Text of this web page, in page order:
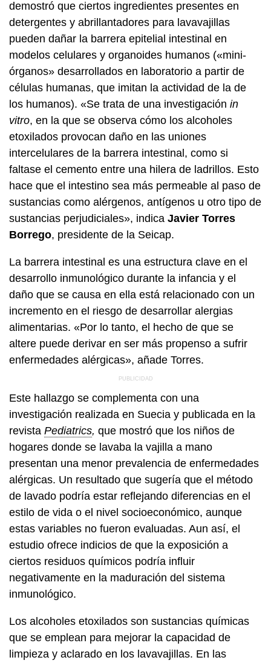
demostró que ciertos ingredientes presentes en
detergentes y abrillantadores para lavavajillas
pueden dañar la barrera epitelial intestinal en
modelos celulares y organoides humanos («mini-
órganos» desarrollados en laboratorio a partir de
células humanas, que imitan la actividad de la de
los humanos). «Se trata de una investigación in
vitro, en la que se observa cómo los alcoholes
etoxilados provocan daño en las uniones
intercelulares de la barrera intestinal, como si
faltase el cemento entre una hilera de ladrillos. Esto
hace que el intestino sea más permeable al paso de
sustancias como alérgenos, antígenos u otro tipo de
sustancias perjudiciales», indica Javier Torres
Borrego, presidente de la Seicap.
La barrera intestinal es una estructura clave en el
desarrollo inmunológico durante la infancia y el
daño que se causa en ella está relacionado con un
incremento en el riesgo de desarrollar alergias
alimentarias. «Por lo tanto, el hecho de que se
altere puede derivar en ser más propenso a sufrir
enfermedades alérgicas», añade Torres.
Este hallazgo se complementa con una
investigación realizada en Suecia y publicada en la
revista Pediatrics, que mostró que los niños de
hogares donde se lavaba la vajilla a mano
presentan una menor prevalencia de enfermedades
alérgicas. Un resultado que sugería que el método
de lavado podría estar reflejando diferencias en el
estilo de vida o el nivel socioeconómico, aunque
estas variables no fueron evaluadas. Aun así, el
estudio ofrece indicios de que la exposición a
ciertos residuos químicos podría influir
negativamente en la maduración del sistema
inmunológico.
Los alcoholes etoxilados son sustancias químicas
que se emplean para mejorar la capacidad de
limpieza y aclarado en los lavavajillas. En las